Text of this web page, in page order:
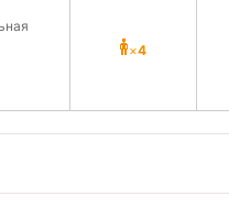
×4